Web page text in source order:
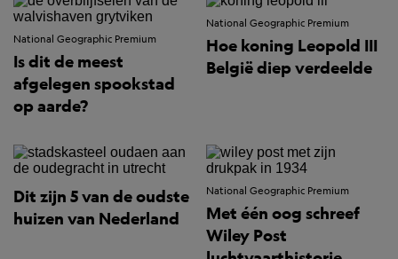
National Geographic Premium
Is dit de meest
afgelegen spookstad
op aarde?
National Geographic Premium
Hoe koning Leopold III
België diep verdeelde
Dit zijn 5 van de oudste
huizen van Nederland
National Geographic Premium
Met één oog schreef
Wiley Post